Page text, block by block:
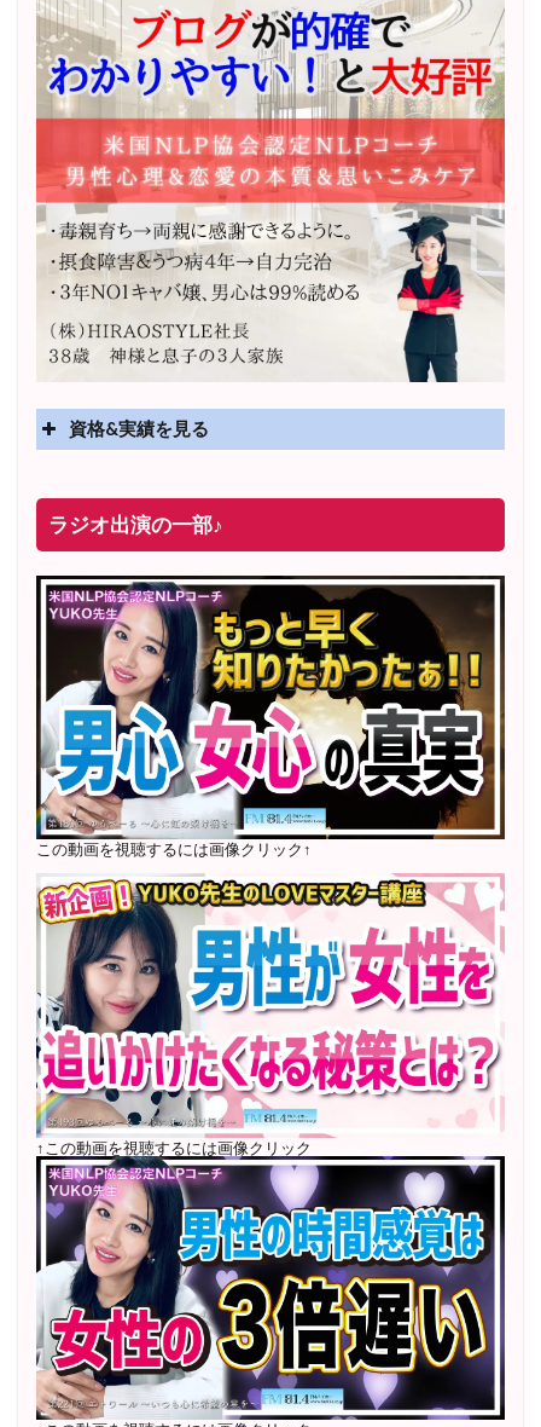
資格&実績を見る
2025年4月〜 altruismコミュニティ×講座オンラインサ
2025年5月〜 FMラジオ79.9「LOVEマスター講座」準
レギュラー出演中！
2023年12月〜 FM81.4ラジオFMハイホー「LOVEマス
ター講座」準レギュラー出演中！
〜2025年5月 個別セッション相談実績 1500名越え
2022年6月〜24年7月 自己肯定感を高めるメールレッス
ン1000名以上参加
〜2024年7月 恋愛テキスト動画セット販売実績
2022年7月〜12月 グループセッション開始 限定10名
様 随時満席
2022年4月 米国NLP協会認定NLPコーチ及び日本NLP能
力開発協会認定NLPコーチ資格取得
ラジオ出演の一部♪
この動画を視聴するには画像クリック↑
↑この動画を視聴するには画像クリック